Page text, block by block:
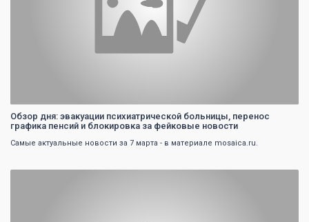
Обзор дня: эвакуации психиатрической больницы, перенос
графика пенсий и блокировка за фейковые новости
Самые актуальные новости за 7 марта - в материале mosaica.ru.